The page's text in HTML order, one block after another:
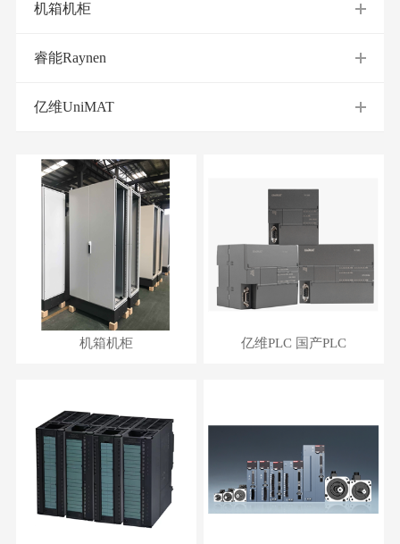
机箱机柜
睿能Raynen
亿维UniMAT
机箱机柜 亿维PLC 国产PLC